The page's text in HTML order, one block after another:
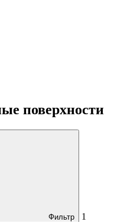
поверхности
Фильтр 1